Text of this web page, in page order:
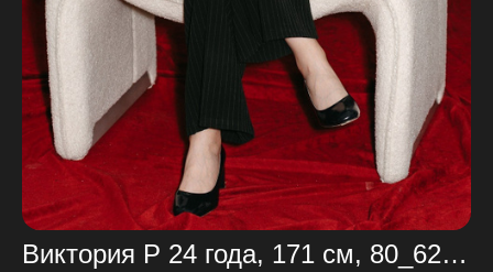
Виктория Р 24 года, 171 см, 80_62_90